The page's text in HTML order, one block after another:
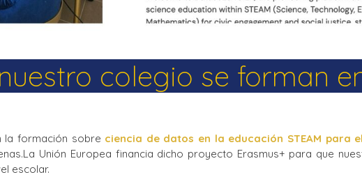
colegio se forman
la formación sobre ciencia de datos en la educación STEAM para
Unión Europea financia dicho proyecto Erasmus+ para que
escolar.